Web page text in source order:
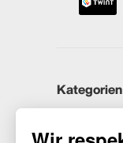
Kategorien